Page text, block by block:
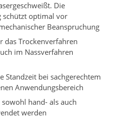
Die
schützt optimal vor
Beanspruchung
das Trockenverfahren
im Nassverfahren
Standzeit bei sachgerechtem
Anwendungsbereich
hand- als auch
werden